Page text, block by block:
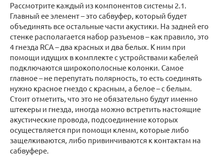
Рассмотрите каждый из компонентов системы 2.1.
Главный ее элемент – это сабвуфер, который будет
объединять все остальные части акустики. На задней его
стенке располагается набор разъемов – как правило, это
4 гнезда RCA – два красных и два белых. К ним при
помощи идущих в комплекте с устройствами кабелей
подключаются широкополосные колонки. Самое
главное – не перепутать полярность, то есть соединять
нужно красное гнездо с красным, а белое – с белым.
Стоит отметить, что это не обязательно будут именно
штекеры и гнезда, иногда можно встретить настоящие
акустические провода, подсоединение которых
осуществляется при помощи клемм, которые либо
защелкиваются, либо привинчиваются к контактам на
сабвуфере.